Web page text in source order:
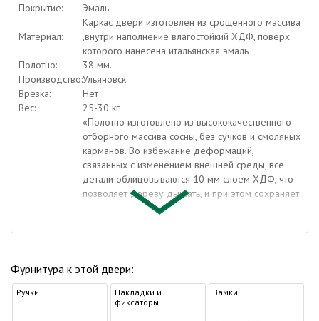
Покрытие: Эмаль
Материал:
Каркас двери изготовлен из срощенного массива
,внутри наполнение влагостойкий ХДФ, поверх
которого нанесена итальянская эмаль
Полотно:
38 мм.
Производство:Ульяновск
Врезка:
Нет
Вес:
25-30 кг
«Полотно изготовлено из высококачественного
отборного массива сосны, без сучков и смоляных
карманов. Во избежание деформаций,
связанных с изменением внешней среды, все
детали облицовываются 10 мм слоем ХДФ, что
позволяет дереву дышать, и при этом сохраняет
правильную геометрию дверного полотна.
с обеих сторон, для последующей фрезеровки
высокоточном станке, с погрешностью до 0,01
мм, с автоматической сменой фрез. Для
покраски дверей и погонажных изделий
используются итальянские краски»
Фурнитура к этой двери:
Ручки
Накладки и
фиксаторы
Замки